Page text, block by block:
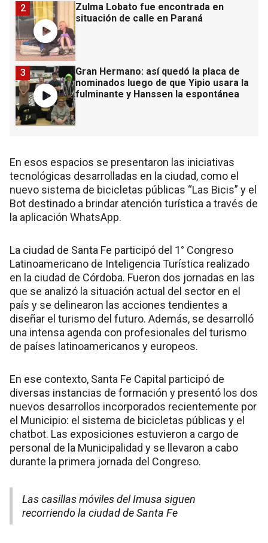
Zulma Lobato fue encontrada en
situación de calle en Paraná
2
Gran Hermano: así quedó la placa de
nominados luego de que Yipio usara la
fulminante y Hanssen la espontánea
3
En esos espacios se presentaron las iniciativas
tecnológicas desarrolladas en la ciudad, como el
nuevo sistema de bicicletas públicas “Las Bicis” y el
Bot destinado a brindar atención turística a través de
la aplicación WhatsApp.
La ciudad de Santa Fe participó del 1° Congreso
Latinoamericano de Inteligencia Turística realizado
en la ciudad de Córdoba. Fueron dos jornadas en las
que se analizó la situación actual del sector en el
país y se delinearon las acciones tendientes a
diseñar el turismo del futuro. Además, se desarrolló
una intensa agenda con profesionales del turismo
de países latinoamericanos y europeos.
En ese contexto, Santa Fe Capital participó de
diversas instancias de formación y presentó los dos
nuevos desarrollos incorporados recientemente por
el Municipio: el sistema de bicicletas públicas y el
chatbot. Las exposiciones estuvieron a cargo de
personal de la Municipalidad y se llevaron a cabo
durante la primera jornada del Congreso.
Las casillas móviles del Imusa siguen
recorriendo la ciudad de Santa Fe